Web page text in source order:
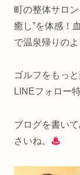
町の整体サロ
癒し”を体感！
で温泉帰りのよ
ゴルフをもっ
LINEフォロー
ブログを書い
さいね。 ♨